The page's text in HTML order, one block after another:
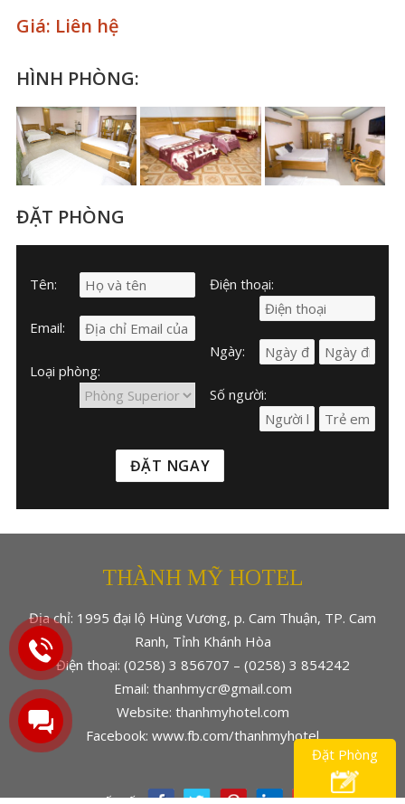
Đặt Phòng
Giá: Liên hệ
HÌNH PHÒNG:
ĐẶT PHÒNG
Tên: Điện thoại:
Email:
Ngày:
Loại phòng:
Số người:
THÀNH MỸ HOTEL
Địa chỉ: 1995 đại lộ Hùng Vương, p. Cam Thuận, TP. Cam
Ranh, Tỉnh Khánh Hòa
Điện thoại: (0258) 3 856707 – (0258) 3 854242
Email: thanhmycr@gmail.com
Website: thanhmyhotel.com
Facebook: www.fb.com/thanhmyhotel